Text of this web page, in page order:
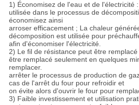
1) Économisez de l'eau et de l'électricité
utilisée dans le processus de
économisez ainsi
arroser efficacement ; La chaleur
décomposition est utilisée pour
afin d'économiser l'électricité.
2) Le fil de résistance peut être
être remplacé seulement en quelques
remplacer.
arrêter le processus de production de
cas de l'arrêt du four pour refroidir et
on évite alors d'ouvrir le four pour
3) Faible investissement et utilisation